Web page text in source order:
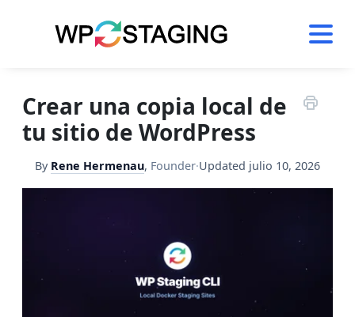
Crear una copia local de
tu sitio de WordPress
By Rene Hermenau, Founder·Updated julio 10, 2026